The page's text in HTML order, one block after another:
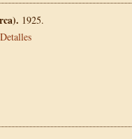
1925.
Detalles